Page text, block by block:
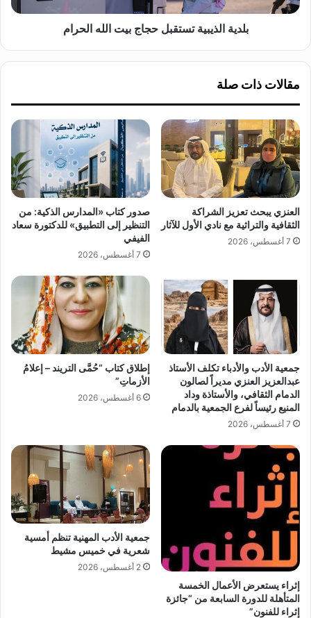
ر
إ
ط
ن
ج
ة
ل
م
ش
ا
ل
ط
و
ل
ة
ل
ي
ة
2
5
ي
س
ب
ل
ح
ج
ا
ب
ي
ت
ح
ا
م
بلدية الذيبية تستقبل حجاج بيت الله الحرام
مقالات ذات صلة
العنزي يبحث تعزيز الشراكة
الثقافية والتراثية مع نادي الأول للآثار
7 أغسطس، 2026
صدور كتاب «المدارس الذكية: من
التنظير إلى التطبيق» للدكتورة سعاد
الفيفي
7 أغسطس، 2026
جمعية الأدب والأدباء تكلف الأستاذ
عبدالعزيز العنزي مديراً لصالون
الدمام الثقافي، والأستاذة وداد
المنيع رئيساً لفرع الجمعية بالدمام
7 أغسطس، 2026
إطلاق كتاب “حُمَّى التريند – إعلامُ
الأزماتِ”
6 أغسطس، 2026
إثراء يستعرض الأعمال الخمسة
المتأهلة للدورة السابعة من “جائزة
إثراء للفنون”
جمعية الأدب المهنية تنظم أمسية
شعرية في خميس مشيط
2 أغسطس، 2026